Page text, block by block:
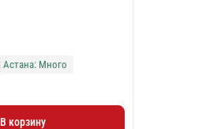
Астана: Много
В корзину